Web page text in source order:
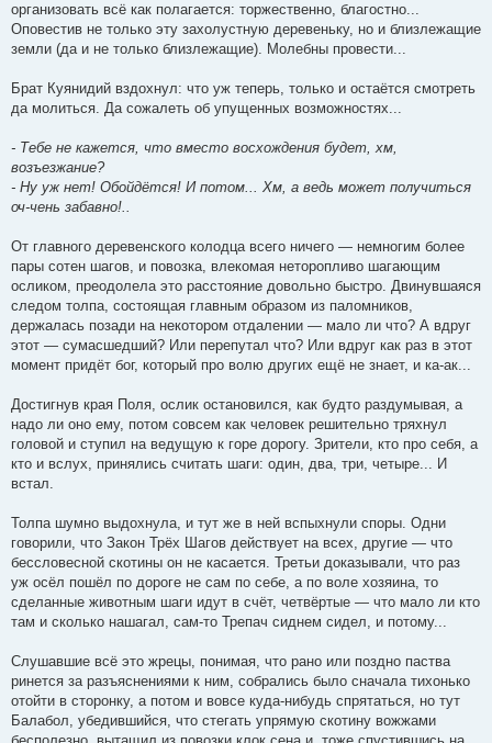
организовать всё как полагается: торжественно, благостно...
Оповестив не только эту захолустную деревеньку, но и близлежащие
земли (да и не только близлежащие). Молебны провести...
Брат Куянидий вздохнул: что уж теперь, только и остаётся смотреть
да молиться. Да сожалеть об упущенных возможностях...
- Тебе не кажется, что вместо восхождения будет, хм,
возъезжание?
- Ну уж нет! Обойдётся! И потом... Хм, а ведь может получиться
оч-чень забавно!..
От главного деревенского колодца всего ничего — немногим более
пары сотен шагов, и повозка, влекомая неторопливо шагающим
осликом, преодолела это расстояние довольно быстро. Двинувшаяся
следом толпа, состоящая главным образом из паломников,
держалась позади на некотором отдалении — мало ли что? А вдруг
этот — сумасшедший? Или перепутал что? Или вдруг как раз в этот
момент придёт бог, который про волю других ещё не знает, и ка-ак...
Достигнув края Поля, ослик остановился, как будто раздумывая, а
надо ли оно ему, потом совсем как человек решительно тряхнул
головой и ступил на ведущую к горе дорогу. Зрители, кто про себя, а
кто и вслух, принялись считать шаги: один, два, три, четыре... И
встал.
Толпа шумно выдохнула, и тут же в ней вспыхнули споры. Одни
говорили, что Закон Трёх Шагов действует на всех, другие — что
бессловесной скотины он не касается. Третьи доказывали, что раз
уж осёл пошёл по дороге не сам по себе, а по воле хозяина, то
сделанные животным шаги идут в счёт, четвёртые — что мало ли кто
там и сколько нашагал, сам-то Трепач сиднем сидел, и потому...
Слушавшие всё это жрецы, понимая, что рано или поздно паства
ринется за разъяснениями к ним, собрались было сначала тихонько
отойти в сторонку, а потом и вовсе куда-нибудь спрятаться, но тут
Балабол, убедившийся, что стегать упрямую скотину вожжами